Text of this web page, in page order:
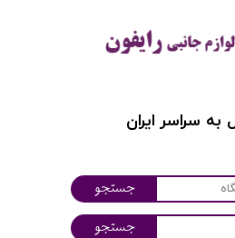
جستجو
جستجو
به سراسر ایران